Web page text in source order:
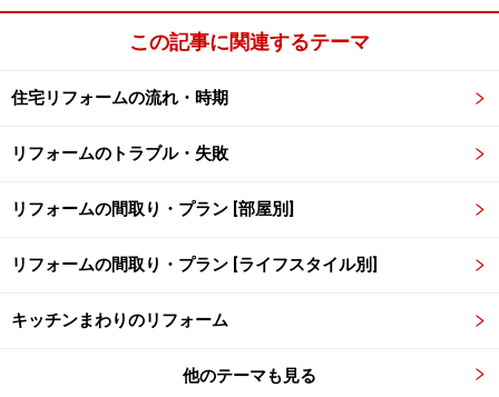
室内の空気は思ったより汚れています。風水では、清浄
所に流れ込む運気は悪い結果をもたらすとされています
ので、定期的な換気をしていつも新鮮な空気を取り入れ
風水は汚れを嫌いますので、運気の通り道になる窓の掃
除も忘れずに。窓に掛かっているカーテンも洗濯をし
て、いつもきれいにしておくことが金運を呼び込むポイ
ントです。
この記事に関連するテーマ
住宅リフォームの流れ・時期
リフォームのトラブル・失敗
リフォームの間取り・プラン [部屋別]
リフォームの間取り・プラン [ライフスタイル別]
キッチンまわりのリフォーム
他のテーマも見る